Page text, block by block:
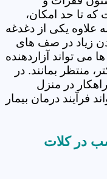
تا حد امکان،
علاوه یکی از دغدغه
زیاد در صف های
می تواند آزاردهنده
منتظر بمانند. در
در منزل
فرآیند درمان بیمار
در کلات